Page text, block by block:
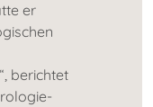
er
berichtet